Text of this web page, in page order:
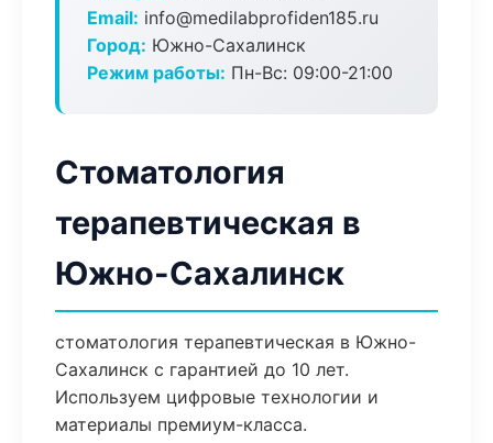
Email: info@medilabprofiden185.ru
Город: Южно-Сахалинск
Режим работы: Пн-Вс: 09:00-21:00
Стоматология
терапевтическая в
Южно-Сахалинск
стоматология терапевтическая в Южно-
Сахалинск с гарантией до 10 лет.
Используем цифровые технологии и
материалы премиум-класса.